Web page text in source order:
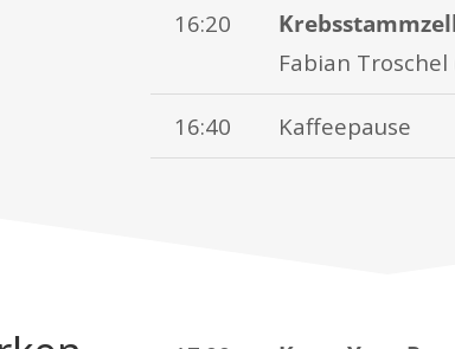
16:20
Fabian
16:40 Kaffeepause